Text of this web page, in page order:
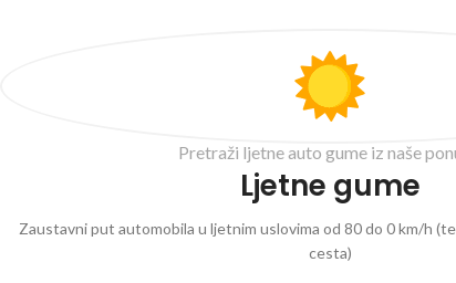
Pretraži ljetne auto gume iz naše
Ljetne gume
Zaustavni put automobila u ljetnim uslovima od 80 do 0 km/h
cesta)